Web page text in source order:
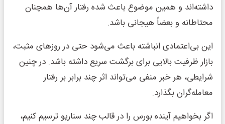
داشته‌اند و همین موضوع باعث شده رفتار آن‌ها همچنان
محتاطانه و بعضاً هیجانی باشد.
این بی‌اعتمادی انباشته باعث می‌شود حتی در روزهای مثبت،
بازار ظرفیت بالایی برای برگشت سریع داشته باشد. در چنین
شرایطی، هر خبر منفی می‌تواند اثر چند برابر بر رفتار
معامله‌گران بگذارد.
اگر بخواهیم آینده بورس را در قالب چند سناریو ترسیم کنیم،